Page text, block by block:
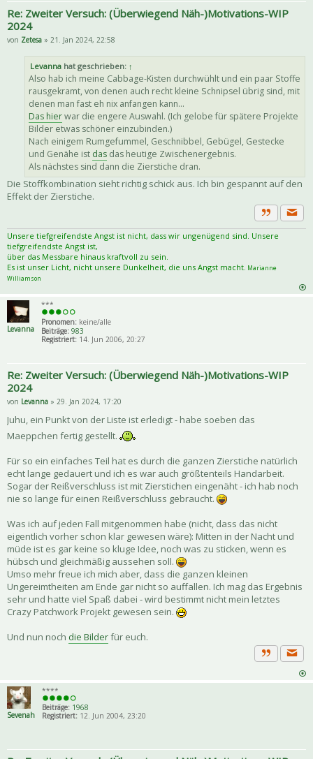
Re: Zweiter Versuch: (Überwiegend Näh-)Motivations-WIP
2024
von Zetesa » 21. Jan 2024, 22:58
Levanna hat geschrieben: ↑
Also hab ich meine Cabbage-Kisten durchwühlt und ein paar Stoffe
rausgekramt, von denen auch recht kleine Schnipsel übrig sind, mit
denen man fast eh nix anfangen kann...
Das hierwar die engere Auswahl. (Ich gelobe für spätere Projekte
Bilder etwas schöner einzubinden.)
Nach einigem Rumgefummel, Geschnibbel, Gebügel, Gestecke
und Genähe ist das das heutige Zwischenergebnis.
Als nächstes sind dann die Zierstiche dran.
Die Stoffkombination sieht richtig schick aus. Ich bin gespannt auf den
Effekt der Zierstiche.
Zitat
Unsere tiefgreifendste Angst ist nicht, dass wir ungenügend sind. Unsere
tiefgreifendste Angst ist,
über das Messbare hinaus kraftvoll zu sein.
Es ist unser Licht, nicht unsere Dunkelheit, die uns Angst macht. Marianne
Williamson
Levanna
***
Pronomen: keine/alle
Beiträge: 983
Registriert: 14. Jun 2006, 20:27
Re: Zweiter Versuch: (Überwiegend Näh-)Motivations-WIP
2024
von Levanna » 29. Jan 2024, 17:20
Juhu, ein Punkt von der Liste ist erledigt - habe soeben das
Maeppchen fertig gestellt.
Für so ein einfaches Teil hat es durch die ganzen Zierstiche natürlich
echt lange gedauert und ich es war auch größtenteils Handarbeit.
Sogar der Reißverschluss ist mit Zierstichen eingenäht - ich hab noch
nie so lange für einen Reißverschluss gebraucht.
Was ich auf jeden Fall mitgenommen habe (nicht, dass das nicht
eigentlich vorher schon klar gewesen wäre): Mitten in der Nacht und
müde ist es gar keine so kluge Idee, noch was zu sticken, wenn es
hübsch und gleichmäßig aussehen soll.
Umso mehr freue ich mich aber, dass die ganzen kleinen
Ungereimtheiten am Ende gar nicht so auffallen. Ich mag das Ergebnis
sehr und hatte viel Spaß dabei - wird bestimmt nicht mein letztes
Crazy Patchwork Projekt gewesen sein.
Und nun noch die Bilderfür euch.
Zitat
Sevenah
****
Beiträge: 1968
Registriert: 12. Jun 2004, 23:20